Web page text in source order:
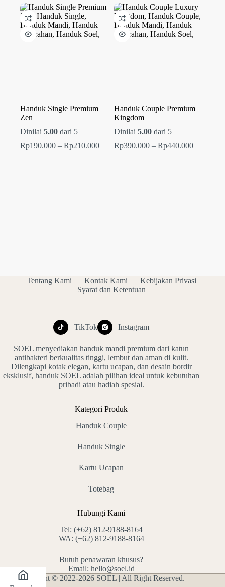
hingga
Handuk Single Premium
Zen
Dinilai 5.00 dari 5
Rp190.000 – Rp210.000Rentang
Handuk Couple Premium
Kingdom
Dinilai 5.00dari 5
Rp390.000 – Rp440.000Rentang
Tentang Kami Kontak Kami
Kebijakan Privasi
Syarat dan Ketentuan
TikTok Instagram
SOEL menyediakan handuk mandi premium dari katun
antibakteri berkualitas tinggi, lembut dan aman di kulit.
Dilengkapi kotak elegan, kartu ucapan, dan desain bordir
eksklusif, handuk SOEL adalah pilihan ideal untuk kebutuhan
pribadi atau hadiah spesial.
Kategori Produk
Handuk Couple
Handuk Single
Kartu Ucapan
Totebag
Hubungi Kami
Tel:(+62) 812-9188-8164
WA: (+62) 812-9188-8164
Butuh penawaran khusus?
Email: hello@soel.id
Copyright © 2022-2026 SOEL | All Right Reserved.